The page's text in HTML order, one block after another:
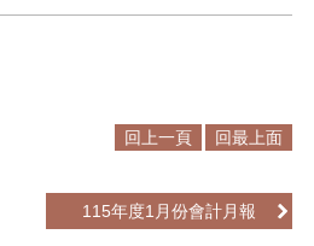
回上一頁 回最上面
115年度1月份會計月報